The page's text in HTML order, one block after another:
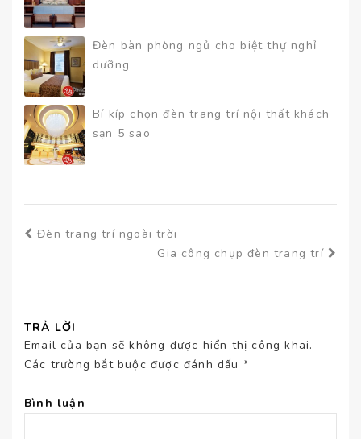
Đèn bàn phòng ngủ cho biệt thự nghỉ
dưỡng
Bí kíp chọn đèn trang trí nội thất khách
sạn 5 sao
Đèn trang trí ngoài trời
Gia công chụp đèn trang trí
TRẢ LỜI
Email của bạn sẽ không được hiển thị công khai.
Các trường bắt buộc được đánh dấu *
Bình luận